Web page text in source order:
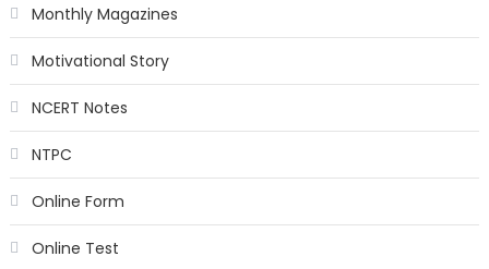
Monthly Magazines
Motivational Story
NCERT Notes
NTPC
Online Form
Online Test